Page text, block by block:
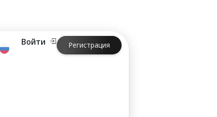
Войти Регистрация